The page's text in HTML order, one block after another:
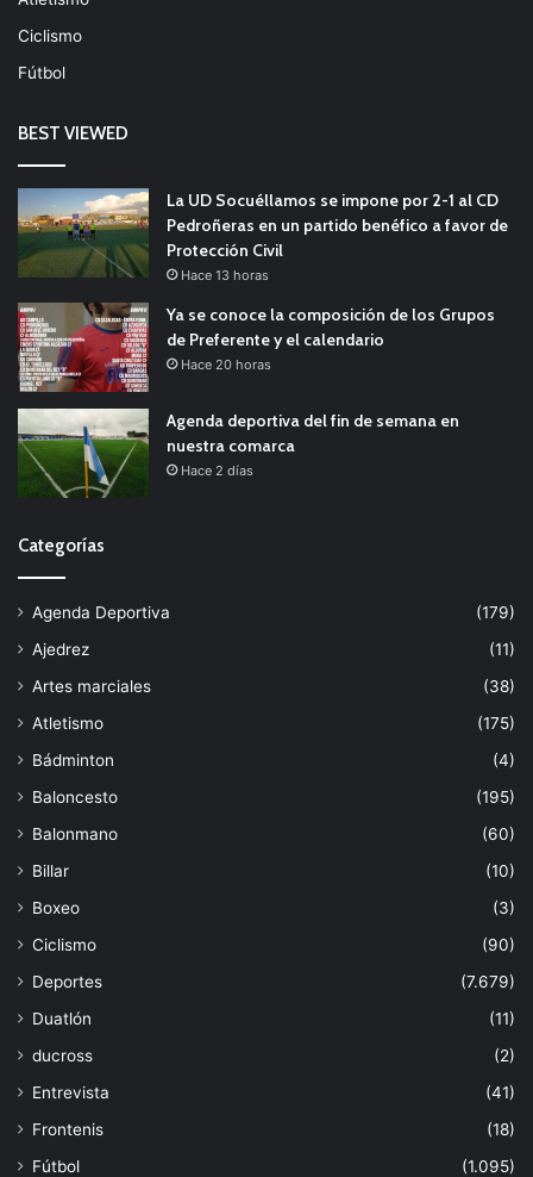
Ciclismo
Fútbol
BEST VIEWED
La UD Socuéllamos se impone por 2-1 al CD
Pedroñeras en un partido benéfico a favor de
Protección Civil
Hace 13 horas
Ya se conoce la composición de los Grupos
de Preferente y el calendario
Hace 20 horas
Agenda deportiva del fin de semana en
nuestra comarca
Hace 2 días
Categorías
Agenda Deportiva
(179)
Ajedrez
(11)
Artes marciales
(38)
Atletismo
(175)
Bádminton
(4)
Baloncesto
(195)
Balonmano
(60)
Billar
(10)
Boxeo
(3)
Ciclismo
(90)
Deportes
(7.679)
Duatlón
(11)
ducross
(2)
Entrevista
(41)
Frontenis
(18)
Fútbol
(1.095)